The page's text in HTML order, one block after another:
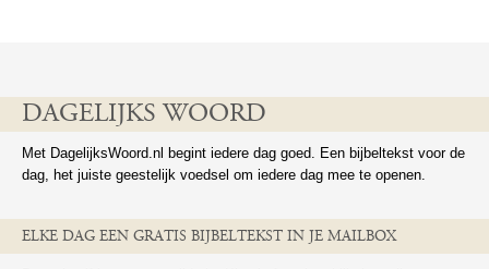
DAGELIJKS WOORD
Met DagelijksWoord.nl begint iedere dag goed. Een bijbeltekst voor de
dag, het juiste geestelijk voedsel om iedere dag mee te openen.
ELKE DAG EEN GRATIS BIJBELTEKST IN JE MAILBOX